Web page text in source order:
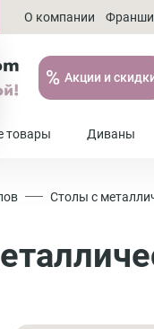
О компании
% Акции и
товары Диваны
Столы с